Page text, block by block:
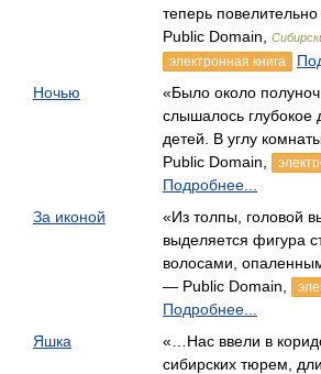
теперь
Public Domain,
электронная книга
Ночью
«Было около
слышалось
детей. В углу
Public Domain,
Подробнее...
За иконой
«Из толпы, головой
выделяется фигура
волосами,
— Public Domain,
Подробнее...
Яшка
«…Нас ввели в
сибирских тюрем,